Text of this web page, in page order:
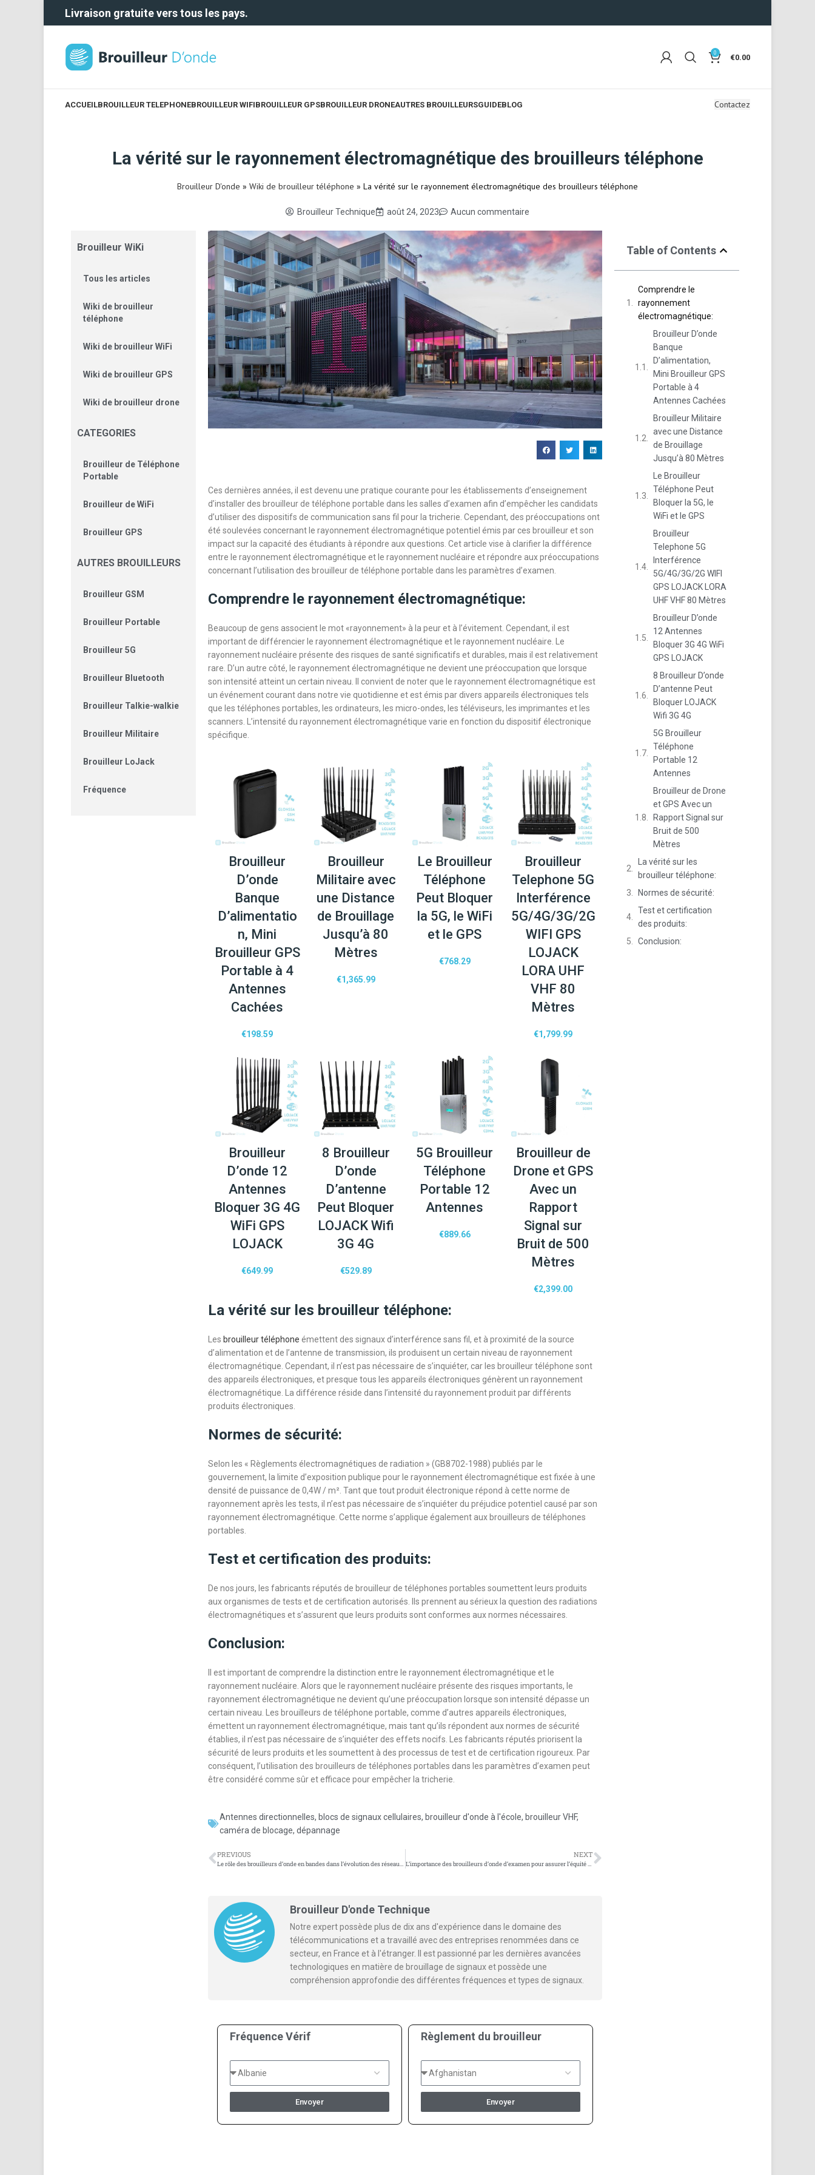
Livraison gratuite vers tous les pays.
0 €0.00
ACCUEILBROUILLEUR TELEPHONEBROUILLEUR WIFIBROUILLEUR GPSBROUILLEUR DRONEAUTRES BROUILLEURSGUIDEBLOG Contactez
La vérité sur le rayonnement électromagnétique des brouilleurs téléphone
Brouilleur D'onde » Wiki de brouilleur téléphone » La vérité sur le rayonnement électromagnétique des brouilleurs téléphone
Brouilleur Technique août 24, 2023 Aucun commentaire
Brouilleur WiKi
Tous les articles
Wiki de brouilleur
téléphone
Wiki de brouilleur WiFi
Wiki de brouilleur GPS
Wiki de brouilleur drone
CATEGORIES
Brouilleur de Téléphone
Portable
Brouilleur de WiFi
Brouilleur GPS
AUTRES BROUILLEURS
Brouilleur GSM
Brouilleur Portable
Brouilleur 5G
Brouilleur Bluetooth
Brouilleur Talkie-walkie
Brouilleur Militaire
Brouilleur LoJack
Fréquence
Ces dernières années, il est devenu une pratique courante pour les établissements d’enseignement
d’installer des brouilleur de téléphone portable dans les salles d’examen afin d’empêcher les candidats
d’utiliser des dispositifs de communication sans fil pour la tricherie. Cependant, des préoccupations ont
été soulevées concernant le rayonnement électromagnétique potentiel émis par ces brouilleur et son
impact sur la capacité des étudiants à répondre aux questions. Cet article vise à clarifier la différence
entre le rayonnement électromagnétique et le rayonnement nucléaire et répondre aux préoccupations
concernant l’utilisation des brouilleur de téléphone portable dans les paramètres d’examen.
Comprendre le rayonnement électromagnétique:
Beaucoup de gens associent le mot «rayonnement» à la peur et à l’évitement. Cependant, il est
important de différencier le rayonnement électromagnétique et le rayonnement nucléaire. Le
rayonnement nucléaire présente des risques de santé significatifs et durables, mais il est relativement
rare. D’un autre côté, le rayonnement électromagnétique ne devient une préoccupation que lorsque
son intensité atteint un certain niveau. Il convient de noter que le rayonnement électromagnétique est
un événement courant dans notre vie quotidienne et est émis par divers appareils électroniques tels
que les téléphones portables, les ordinateurs, les micro-ondes, les téléviseurs, les imprimantes et les
scanners. L’intensité du rayonnement électromagnétique varie en fonction du dispositif électronique
spécifique.
Brouilleur
D’onde
Banque
D’alimentatio
n, Mini
Brouilleur GPS
Portable à 4
Antennes
Cachées
€198.59
Brouilleur
Militaire avec
une Distance
de Brouillage
Jusqu’à 80
Mètres
€1,365.99
Le Brouilleur
Téléphone
Peut Bloquer
la 5G, le WiFi
et le GPS
€768.29
Brouilleur
Telephone 5G
Interférence
5G/4G/3G/2G
WIFI GPS
LOJACK
LORA UHF
VHF 80
Mètres
€1,799.99
Brouilleur
D’onde 12
Antennes
Bloquer 3G 4G
WiFi GPS
LOJACK
€649.99
8 Brouilleur
D’onde
D’antenne
Peut Bloquer
LOJACK Wifi
3G 4G
€529.89
5G Brouilleur
Téléphone
Portable 12
Antennes
€889.66
Brouilleur de
Drone et GPS
Avec un
Rapport
Signal sur
Bruit de 500
Mètres
€2,399.00
La vérité sur les brouilleur téléphone:
Les brouilleur téléphone émettent des signaux d’interférence sans fil, et à proximité de la source
d’alimentation et de l’antenne de transmission, ils produisent un certain niveau de rayonnement
électromagnétique. Cependant, il n’est pas nécessaire de s’inquiéter, car les brouilleur téléphone sont
des appareils électroniques, et presque tous les appareils électroniques génèrent un rayonnement
électromagnétique. La différence réside dans l’intensité du rayonnement produit par différents
produits électroniques.
Normes de sécurité:
Selon les « Règlements électromagnétiques de radiation » (GB8702-1988) publiés par le
gouvernement, la limite d’exposition publique pour le rayonnement électromagnétique est fixée à une
densité de puissance de 0,4W / m². Tant que tout produit électronique répond à cette norme de
rayonnement après les tests, il n’est pas nécessaire de s’inquiéter du préjudice potentiel causé par son
rayonnement électromagnétique. Cette norme s’applique également aux brouilleurs de téléphones
portables.
Test et certification des produits:
De nos jours, les fabricants réputés de brouilleur de téléphones portables soumettent leurs produits
aux organismes de tests et de certification autorisés. Ils prennent au sérieux la question des radiations
électromagnétiques et s’assurent que leurs produits sont conformes aux normes nécessaires.
Conclusion:
Il est important de comprendre la distinction entre le rayonnement électromagnétique et le
rayonnement nucléaire. Alors que le rayonnement nucléaire présente des risques importants, le
rayonnement électromagnétique ne devient qu’une préoccupation lorsque son intensité dépasse un
certain niveau. Les brouilleurs de téléphone portable, comme d’autres appareils électroniques,
émettent un rayonnement électromagnétique, mais tant qu’ils répondent aux normes de sécurité
établies, il n’est pas nécessaire de s’inquiéter des effets nocifs. Les fabricants réputés priorisent la
sécurité de leurs produits et les soumettent à des processus de test et de certification rigoureux. Par
conséquent, l’utilisation des brouilleurs de téléphones portables dans les paramètres d’examen peut
être considéré comme sûr et efficace pour empêcher la tricherie.
Antennes directionnelles, blocs de signaux cellulaires, brouilleur d'onde à l'école, brouilleur VHF,
caméra de blocage, dépannage
PREVIOUS
Le rôle des brouilleurs d’onde en bandes dans l’évolution des réseaux mobiles
NEXT
L’importance des brouilleurs d’onde d’examen pour assurer l’équité et la discipline
Brouilleur D'onde Technique
Notre expert possède plus de dix ans d'expérience dans le domaine des
télécommunications et a travaillé avec des entreprises renommées dans ce
secteur, en France et à l'étranger. Il est passionné par les dernières avancées
technologiques en matière de brouillage de signaux et possède une
compréhension approfondie des différentes fréquences et types de signaux.
Fréquence Vérif
Envoyer
Règlement du brouilleur
Envoyer
Table of Contents
Comprendre le
rayonnement
électromagnétique:
Brouilleur D’onde
Banque
D’alimentation,
Mini Brouilleur GPS
Portable à 4
Antennes Cachées
Brouilleur Militaire
avec une Distance
de Brouillage
Jusqu’à 80 Mètres
Le Brouilleur
Téléphone Peut
Bloquer la 5G, le
WiFi et le GPS
Brouilleur
Telephone 5G
Interférence
5G/4G/3G/2G WIFI
GPS LOJACK LORA
UHF VHF 80 Mètres
Brouilleur D’onde
12 Antennes
Bloquer 3G 4G WiFi
GPS LOJACK
8 Brouilleur D’onde
D’antenne Peut
Bloquer LOJACK
Wifi 3G 4G
5G Brouilleur
Téléphone
Portable 12
Antennes
Brouilleur de Drone
et GPS Avec un
Rapport Signal sur
Bruit de 500
Mètres
La vérité sur les
brouilleur téléphone:
Normes de sécurité:
Test et certification
des produits:
Conclusion: